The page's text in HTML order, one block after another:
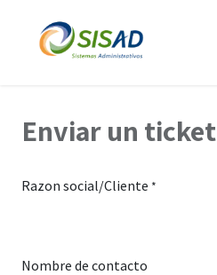
Enviar un ticket
Razon social/Cliente *
Nombre de contacto